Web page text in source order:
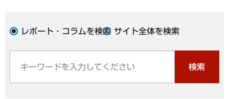
レポート・コラムを検索 サイト全体を検索
検索